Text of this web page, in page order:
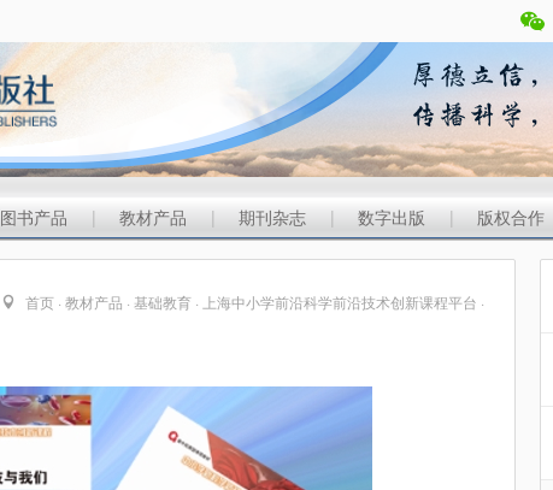
图书产品 | 教材产品 | 期刊杂志 | 数字出版 | 版权合作
首页 · 教材产品 · 基础教育 · 上海中小学前沿科学前沿技术创新课程平台 ·